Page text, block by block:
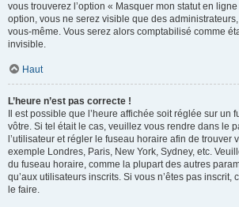
vous trouverez l’option « Masquer mon statut en
option, vous ne serez visible que des
vous-même. Vous serez alors comptabilisé comme
invisible.
Haut
L’heure n’est pas correcte !
Il est possible que l’heure affichée soit réglée sur un
vôtre. Si tel était le cas, veuillez vous rendre dans le
l’utilisateur et régler le fuseau horaire afin de trouver
exemple Londres, Paris, New York, Sydney, etc.
du fuseau horaire, comme la plupart des autres
qu’aux utilisateurs inscrits. Si vous n’êtes pas inscrit,
le faire.